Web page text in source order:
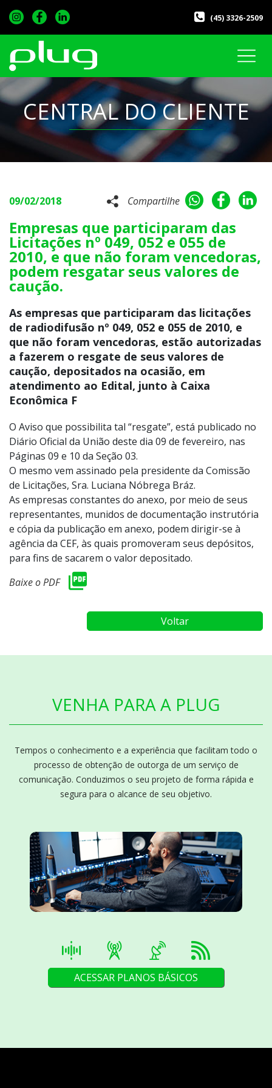
(45) 3326-2509
CENTRAL DO CLIENTE
09/02/2018 Compartilhe
Empresas que participaram das
Licitações nº 049, 052 e 055 de
2010, e que não foram vencedoras,
podem resgatar seus valores de
caução.
As empresas que participaram das licitações
de radiodifusão nº 049, 052 e 055 de 2010, e
que não foram vencedoras, estão autorizadas
a fazerem o resgate de seus valores de
caução, depositados na ocasião, em
atendimento ao Edital, junto à Caixa
Econômica F
O Aviso que possibilita tal “resgate”, está publicado no
Diário Oficial da União deste dia 09 de fevereiro, nas
Páginas 09 e 10 da Seção 03.
O mesmo vem assinado pela presidente da Comissão
de Licitações, Sra. Luciana Nóbrega Bráz.
As empresas constantes do anexo, por meio de seus
representantes, munidos de documentação instrutória
e cópia da publicação em anexo, podem dirigir-se à
agência da CEF, às quais promoveram seus depósitos,
para fins de sacarem o valor depositado.
Baixe o PDF
Voltar
VENHA PARA A PLUG
Tempos o conhecimento e a experiência que facilitam todo o
processo de obtenção de outorga de um serviço de
comunicação. Conduzimos o seu projeto de forma rápida e
segura para o alcance de seu objetivo.
ACESSAR PLANOS BÁSICOS